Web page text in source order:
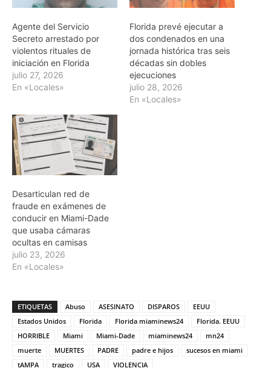
Agente del Servicio
Secreto arrestado por
violentos rituales de
iniciación en Florida
julio 27, 2026
En «Locales»
Florida prevé ejecutar a
dos condenados en una
jornada histórica tras seis
décadas sin dobles
ejecuciones
julio 28, 2026
En «Locales»
Desarticulan red de
fraude en exámenes de
conducir en Miami-Dade
que usaba cámaras
ocultas en camisas
julio 23, 2026
En «Locales»
ETIQUETAS Abuso ASESINATO DISPAROS
EEUU
Estados Unidos
Florida Florida miaminews24
Florida. EEUU
HORRIBLE
Miami Miami-Dade miaminews24
mn24
muerte
MUERTES PADRE padre e hijos
sucesos en miami
tAMPA
tragico USA VIOLENCIA